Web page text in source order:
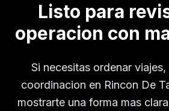
Listo para
operacion con
Si necesitas ordenar
coordinacion en Rincon De
mostrarte una forma mas